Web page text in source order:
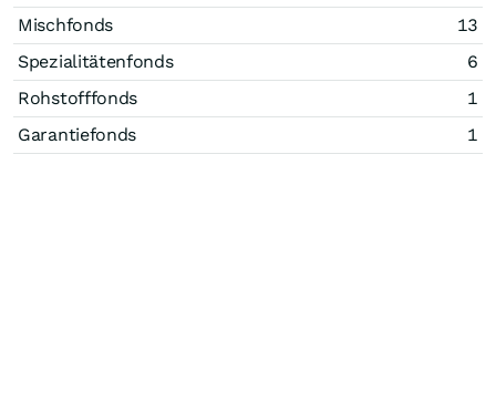
Mischfonds
13
Spezialitätenfonds
6
Rohstofffonds
1
Garantiefonds
1